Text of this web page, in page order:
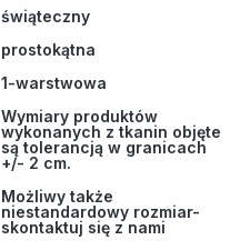
świąteczny
prostokątna
1-warstwowa
Wymiary produktów
wykonanych z tkanin objęte
są tolerancją w granicach
+/- 2 cm.
Możliwy także
niestandardowy rozmiar-
skontaktuj się z nami